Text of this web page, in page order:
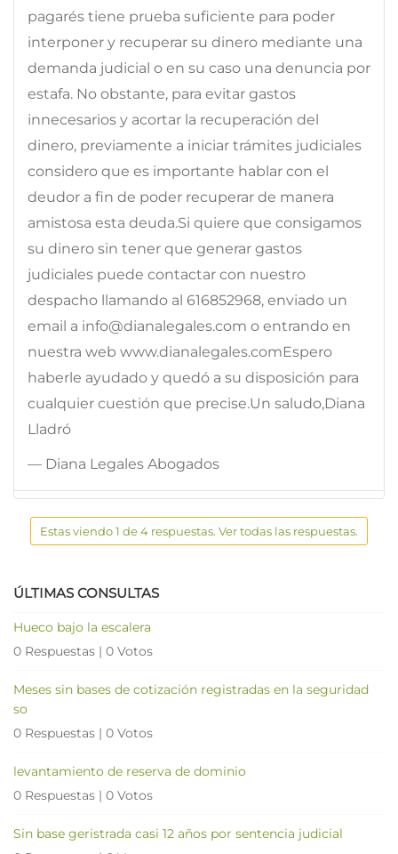
pagarés tiene prueba suficiente para poder
interponer y recuperar su dinero mediante una
demanda judicial o en su caso una denuncia por
estafa. No obstante, para evitar gastos
innecesarios y acortar la recuperación del
dinero, previamente a iniciar trámites judiciales
considero que es importante hablar con el
deudor a fin de poder recuperar de manera
amistosa esta deuda.Si quiere que consigamos
su dinero sin tener que generar gastos
judiciales puede contactar con nuestro
despacho llamando al 616852968, enviado un
email a info@dianalegales.com o entrando en
nuestra web www.dianalegales.comEspero
haberle ayudado y quedó a su disposición para
cualquier cuestión que precise.Un saludo,Diana
Lladró
— Diana Legales Abogados
Estas viendo 1 de 4 respuestas. Ver todas las respuestas.
ÚLTIMAS CONSULTAS
Hueco bajo la escalera
0 Respuestas | 0 Votos
Meses sin bases de cotización registradas en la seguridad
so
0 Respuestas | 0 Votos
levantamiento de reserva de dominio
0 Respuestas | 0 Votos
Sin base geristrada casi 12 años por sentencia judicial